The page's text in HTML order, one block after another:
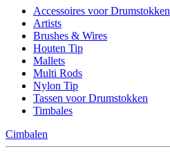
Accessoires voor Drumstokken
Artists
Brushes & Wires
Houten Tip
Mallets
Multi Rods
Nylon Tip
Tassen voor Drumstokken
Timbales
Cimbalen